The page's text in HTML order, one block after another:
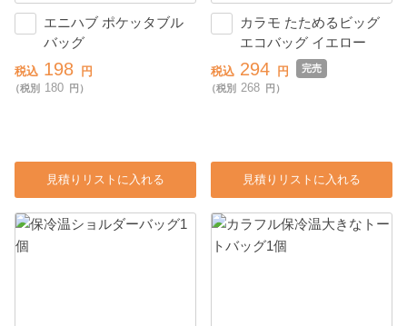
エニハブ ポケッタブル
バッグ
税込 198 円
（税別 180 円）
見積りリストに入れる
カラモ たためるビッグ
エコバッグ イエロー
税込 294 円
完売
（税別 268 円）
見積りリストに入れる